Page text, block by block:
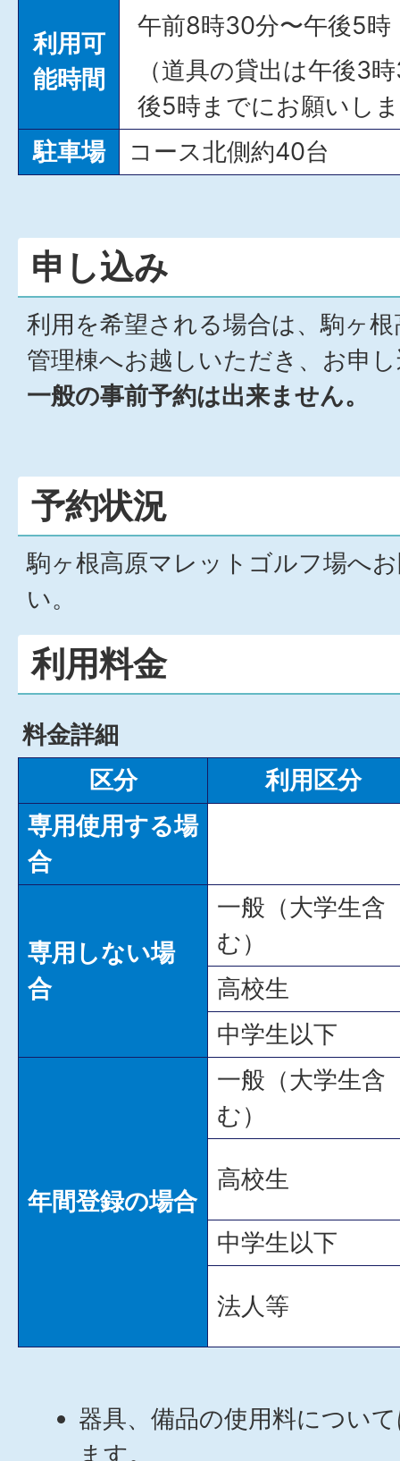
利用可
能時間
午前8時30分〜午後5時
（道具の貸出は午後3
後5時までにお願いし
駐車場
コース北側約40台
申し込み
利用を希望される場合は、駒ヶ
管理棟へお越しいただき、お申
一般の事前予約は出来ません。
予約状況
駒ヶ根高原マレットゴルフ場へ
い。
利用料金
料金詳細
区分
利用区分
専用使用する場
合
専用しない場
合
一般（大学生含
む）
高校生
中学生以下
年間登録の場合
一般（大学生含
む）
高校生
中学生以下
法人等
器具、備品の使用料につい
ます。